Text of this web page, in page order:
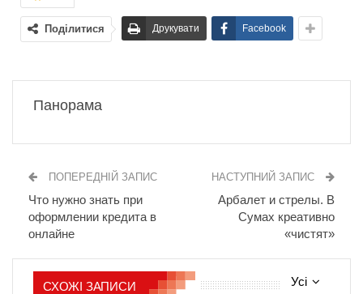
Поділитися Друкувати Facebook
Панорама
ПОПЕРЕДНІЙ ЗАПИС
Что нужно знать при
оформлении кредита в
онлайне
НАСТУПНИЙ ЗАПИС
Арбалет и стрелы. В
Сумах креативно
«чистят»
Усі
СХОЖІ ЗАПИСИ